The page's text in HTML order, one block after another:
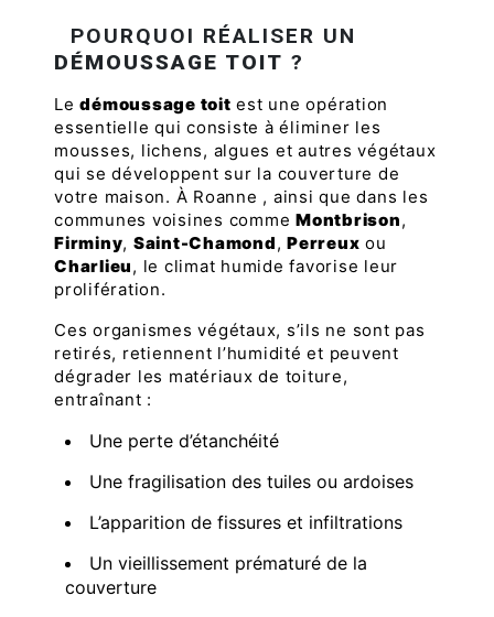
POURQUOI RÉALISER UN
DÉMOUSSAGE TOIT ?
Ledémoussage toit est une opération
essentielle qui consiste à éliminer les
mousses, lichens, algues et autres végétaux
qui se développent sur la couverture de
votre maison. À Roanne , ainsi que dans les
communes voisines comme Montbrison,
Firminy, Saint-Chamond, Perreux ou
Charlieu, le climat humide favorise leur
prolifération.
Ces organismes végétaux, s’ils ne sont pas
retirés, retiennent l’humidité et peuvent
dégrader les matériaux de toiture,
entraînant :
Une perte d’étanchéité
Une fragilisation des tuiles ou ardoises
L’apparition de fissures et infiltrations
Un vieillissement prématuré de la
couverture